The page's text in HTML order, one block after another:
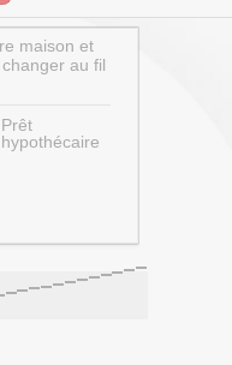
maison et
au fil
Prêt
hypothécaire